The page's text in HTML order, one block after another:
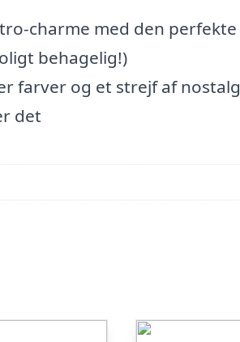
charme med den
behagelig!)
farver og et strejf af
det